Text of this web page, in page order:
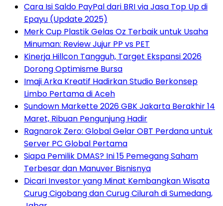
Cara Isi Saldo PayPal dari BRI via Jasa Top Up di
Epayu (Update 2025)
Merk Cup Plastik Gelas Oz Terbaik untuk Usaha
Minuman: Review Jujur PP vs PET
Kinerja Hillcon Tangguh, Target Ekspansi 2026
Dorong Optimisme Bursa
Imaji Arka Kreatif Hadirkan Studio Berkonsep
Limbo Pertama di Aceh
Sundown Markette 2026 GBK Jakarta Berakhir 14
Maret, Ribuan Pengunjung Hadir
Ragnarok Zero: Global Gelar OBT Perdana untuk
Server PC Global Pertama
Siapa Pemilik DMAS? Ini 15 Pemegang Saham
Terbesar dan Manuver Bisnisnya
Dicari Investor yang Minat Kembangkan Wisata
Curug Cigobang dan Curug Cilurah di Sumedang,